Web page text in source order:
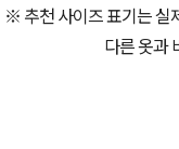
※ 추천 사이즈 표기는 실
다른 옷과